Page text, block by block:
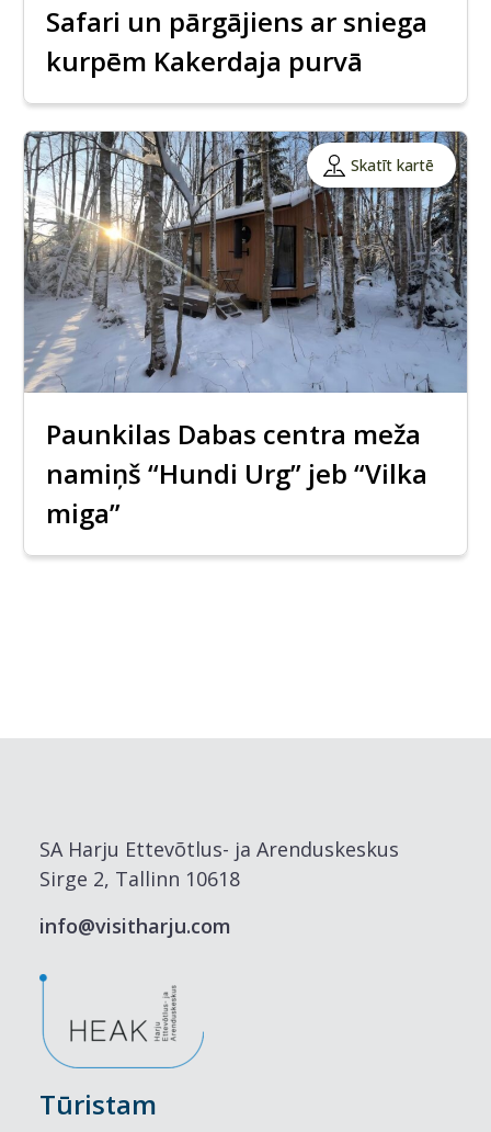
Safari un pārgājiens ar sniega
kurpēm Kakerdaja purvā
Skatīt kartē
Paunkilas Dabas centra meža
namiņš “Hundi Urg” jeb “Vilka
miga”
SA Harju Ettevõtlus- ja Arenduskeskus
Sirge 2, Tallinn 10618
info@visitharju.com
Tūristam